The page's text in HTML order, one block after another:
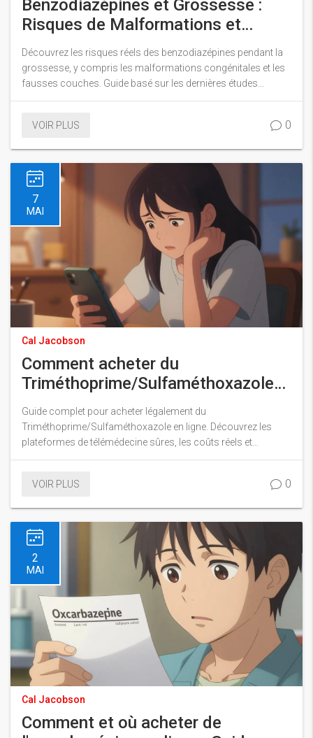
Benzodiazépines et Grossesse :
Risques de Malformations et
Conseils Médicaux
Découvrez les risques réels des benzodiazépines pendant la
grossesse, y compris les malformations congénitales et les
fausses couches. Guide basé sur les dernières études
cliniques.
VOIR PLUS 0
7
MAI
Cal Jacobson
Comment acheter du
Triméthoprime/Sulfaméthoxazole
en ligne : Guide légal et sûr
Guide complet pour acheter légalement du
Triméthoprime/Sulfaméthoxazole en ligne. Découvrez les
plateformes de télémédecine sûres, les coûts réels et
comment éviter les pharmacies frauduleuses.
VOIR PLUS 0
2
MAI
Cal Jacobson
Comment et où acheter de